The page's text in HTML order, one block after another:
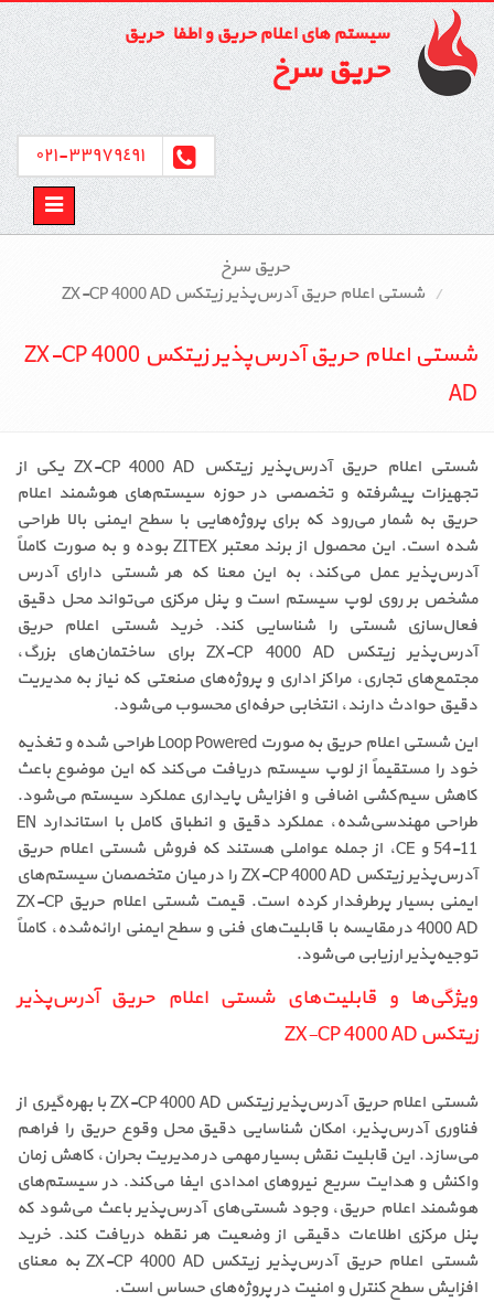
سیستم های اعلام حریق و اطفاء حریق
حریق سرخ
٣٣٩٧٩٤٩١-٠٢١
Toggle
حریق سرخ
شستی اعلام حریق آدرس‌پذیر زیتکس ZX-CP 4000 AD
شستی اعلام حریق آدرس‌پذیر زیتکس ZX-CP 4000
AD
شستی اعلام حریق آدرس‌پذیر زیتکس ZX-CP 4000 AD یکی از
تجهیزات پیشرفته و تخصصی در حوزه سیستم‌های هوشمند اعلام
حریق به شمار می‌رود که برای پروژه‌هایی با سطح ایمنی بالا طراحی
شده است. این محصول از برند معتبر ZITEX بوده و به صورت کاملاً
آدرس‌پذیر عمل می‌کند، به این معنا که هر شستی دارای آدرس
مشخص بر روی لوپ سیستم است و پنل مرکزی می‌تواند محل دقیق
فعال‌سازی شستی را شناسایی کند. خرید شستی اعلام حریق
آدرس‌پذیر زیتکس ZX-CP 4000 AD برای ساختمان‌های بزرگ،
مجتمع‌های تجاری، مراکز اداری و پروژه‌های صنعتی که نیاز به مدیریت
دقیق حوادث دارند، انتخابی حرفه‌ای محسوب می‌شود.
این شستی اعلام حریق به صورت Loop Powered طراحی شده و تغذیه
خود را مستقیماً از لوپ سیستم دریافت می‌کند که این موضوع باعث
کاهش سیم‌کشی اضافی و افزایش پایداری عملکرد سیستم می‌شود.
طراحی مهندسی‌شده، عملکرد دقیق و انطباق کامل با استاندارد EN
54-11 و CE، از جمله عواملی هستند که فروش شستی اعلام حریق
آدرس‌پذیر زیتکس ZX-CP 4000 AD را در میان متخصصان سیستم‌های
ایمنی بسیار پرطرفدار کرده است. قیمت شستی اعلام حریق ZX-CP
4000 AD در مقایسه با قابلیت‌های فنی و سطح ایمنی ارائه‌شده، کاملاً
توجیه‌پذیر ارزیابی می‌شود.
ویژگی‌ها و قابلیت‌های شستی اعلام حریق آدرس‌پذیر
زیتکس ZX-CP 4000 AD
شستی اعلام حریق آدرس‌پذیر زیتکس ZX-CP 4000 AD با بهره‌گیری از
فناوری آدرس‌پذیر، امکان شناسایی دقیق محل وقوع حریق را فراهم
می‌سازد. این قابلیت نقش بسیار مهمی در مدیریت بحران، کاهش زمان
واکنش و هدایت سریع نیروهای امدادی ایفا می‌کند. در سیستم‌های
هوشمند اعلام حریق، وجود شستی‌های آدرس‌پذیر باعث می‌شود که
پنل مرکزی اطلاعات دقیقی از وضعیت هر نقطه دریافت کند. خرید
شستی اعلام حریق آدرس‌پذیر زیتکس ZX-CP 4000 AD به معنای
افزایش سطح کنترل و امنیت در پروژه‌های حساس است.